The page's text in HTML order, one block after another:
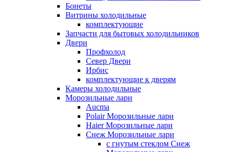
Бонеты
Витрины холодильные
комплектующие
Запчасти для бытовых холодильников
Двери
Профхолод
Север Двери
Ирбис
комплектующие к дверям
Камеры холодильные
Морозильные лари
Aucma
Polair Морозильные лари
Haier Морозильные лари
Снеж Морозильные лари
с гнутым стеклом Снеж